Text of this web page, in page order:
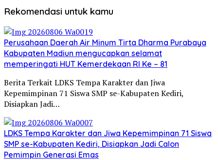
Rekomendasi untuk kamu
Perusahaan Daerah Air Minum Tirta Dharma Purabaya
Kabupaten Madiun mengucapkan selamat
memperingati HUT Kemerdekaan RI Ke – 81
Berita Terkait LDKS Tempa Karakter dan Jiwa
Kepemimpinan 71 Siswa SMP se-Kabupaten Kediri,
Disiapkan Jadi…
LDKS Tempa Karakter dan Jiwa Kepemimpinan 71 Siswa
SMP se-Kabupaten Kediri, Disiapkan Jadi Calon
Pemimpin Generasi Emas